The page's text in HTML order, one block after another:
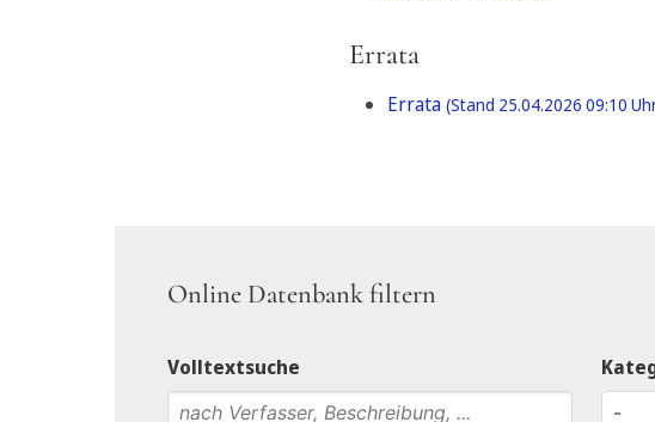
Errata
Errata(Stand 25.04.2026 09:10
Online Datenbank filtern
Volltextsuche